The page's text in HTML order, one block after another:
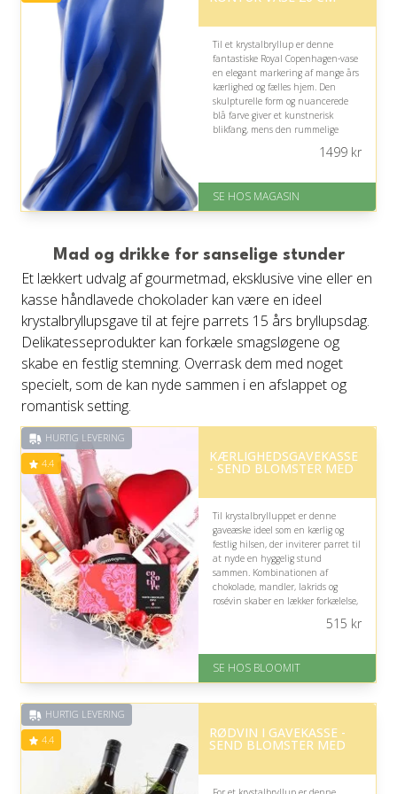
Til et krystalbryllup er denne
fantastiske Royal Copenhagen-vase
en elegant markering af mange års
kærlighed og fælles hjem. Den
skulpturelle form og nuancerede
blå farve giver et kunstnerisk
blikfang, mens den rummelige
fra kommende mærkedage.
På lager
Levering: 1-3 dage
1499kr
SE HOS MAGASIN
Mad og drikke for sanselige stunder
Et lækkert udvalg af gourmetmad, eksklusive vine eller en
kasse håndlavede chokolader kan være en ideel
krystalbryllupsgave til at fejre parrets 15 års bryllupsdag.
Delikatesseprodukter kan forkæle smagsløgene og
skabe en festlig stemning. Overrask dem med noget
specielt, som de kan nyde sammen i en afslappet og
romantisk setting.
HURTIG LEVERING
4.4 KÆRLIGHEDSGAVEKASSE
- SEND BLOMSTER MED
Til krystalbrylluppet er denne
gaveæske ideel som en kærlig og
festlig hilsen, der inviterer parret til
at nyde en hyggelig stund
sammen. Kombinationen af
chokolade, mandler, lakrids og
rosévin skaber en lækker forkælelse,
På lager
Levering: samme dag eller efter
Fremragende Trustpilot rating
515 kr
SE HOS BLOOMIT
HURTIG LEVERING
4.4 RØDVIN I GAVEKASSE -
SEND BLOMSTER MED